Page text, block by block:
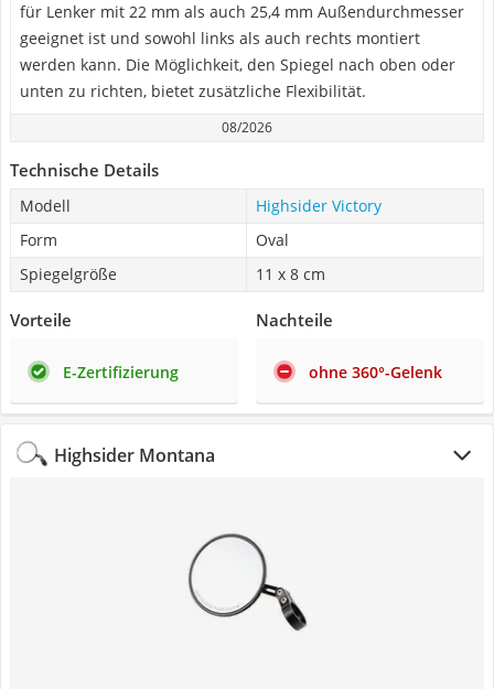
für Lenker mit 22 mm als auch 25,4 mm Außendurchmesser
geeignet ist und sowohl links als auch rechts montiert
werden kann. Die Möglichkeit, den Spiegel nach oben oder
unten zu richten, bietet zusätzliche Flexibilität.
08/2026
Technische Details
Modell
Highsider Victory
Form
Oval
Spiegelgröße
11 x 8 cm
Vorteile
E-Zertifizierung
Nachteile
ohne 360°-Gelenk
Highsider Montana